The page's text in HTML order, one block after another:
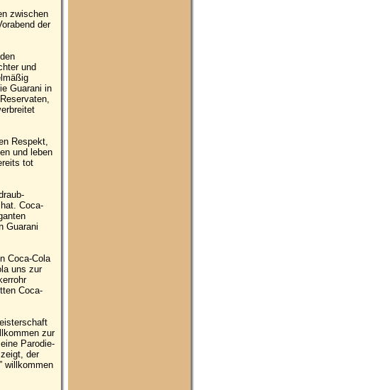
zwischen
der
und
Guarani in
Respekt,
und leben
tot
Coca-
Guarani
Coca-Cola
uns zur
Coca-
zur
Parodie-
der
willkommen